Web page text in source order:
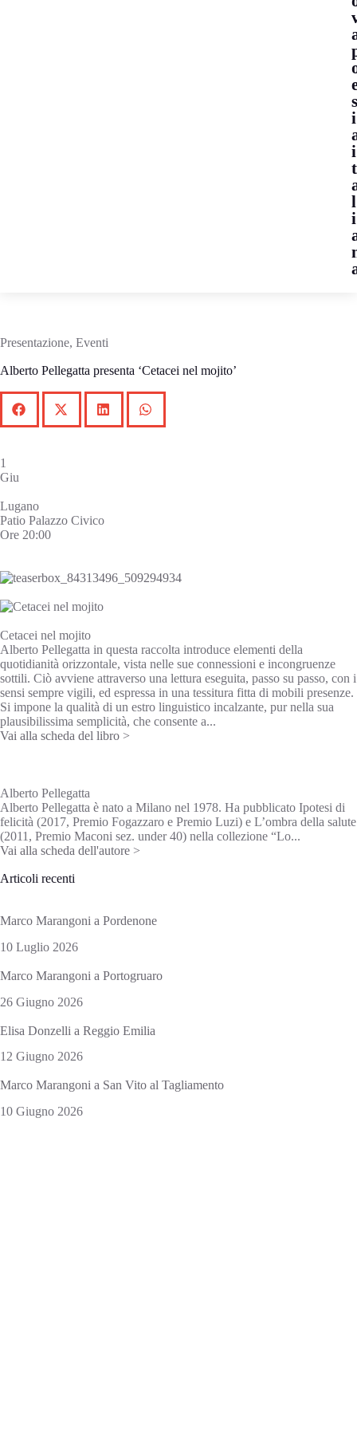
i
i
t
l
i
Presentazione, Eventi
Alberto Pellegatta presenta ‘Cetacei nel mojito’
1
Giu
Lugano
Patio Palazzo Civico
Ore 20:00
Cetacei nel mojito
Alberto Pellegatta in questa raccolta introduce elementi della
quotidianità orizzontale, vista nelle sue connessioni e incongruenze
sottili. Ciò avviene attraverso una lettura eseguita, passo su passo, con i
sensi sempre vigili, ed espressa in una tessitura fitta di mobili presenze.
Si impone la qualità di un estro linguistico incalzante, pur nella sua
plausibilissima semplicità, che consente a...
Vai alla scheda del libro >
Alberto Pellegatta
Alberto Pellegatta è nato a Milano nel 1978. Ha pubblicato Ipotesi di
felicità (2017, Premio Fogazzaro e Premio Luzi) e L’ombra della salute
(2011, Premio Maconi sez. under 40) nella collezione “Lo...
Vai alla scheda dell'autore >
Articoli recenti
Marco Marangoni a Pordenone
10 Luglio 2026
Marco Marangoni a Portogruaro
26 Giugno 2026
Elisa Donzelli a Reggio Emilia
12 Giugno 2026
Marco Marangoni a San Vito al Tagliamento
10 Giugno 2026